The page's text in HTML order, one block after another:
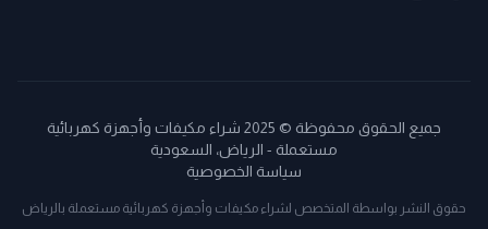
جميع الحقوق محفوظة © 2025 شراء مكيفات وأجهزة كهربائية
مستعملة - الرياض، السعودية
سياسة الخصوصية
حقوق النشر بواسطة المتخصص لشراء مكيفات وأجهزة كهربائية مستعملة بالرياض